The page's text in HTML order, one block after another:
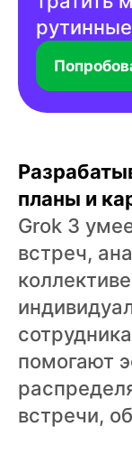
планы и
Grok 3
встреч,
помогают
встречи,